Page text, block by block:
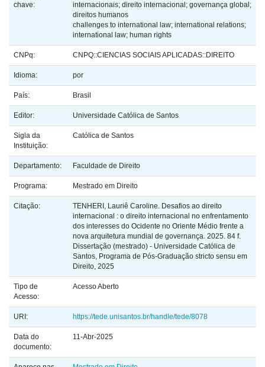
chave:
internacionais; direito internacional; governança global;
direitos humanos
challenges to international law; international relations;
international law; human rights
CNPq: CNPQ::CIENCIAS SOCIAIS APLICADAS::DIREITO
Idioma: por
País: Brasil
Editor: Universidade Católica de Santos
Sigla da
Instituição:
Católica de Santos
Departamento: Faculdade de Direito
Programa: Mestrado em Direito
Citação:
TENHERI, Lauriê Caroline. Desafios ao direito
internacional : o direito internacional no enfrentamento
dos interesses do Ocidente no Oriente Médio frente a
nova arquitetura mundial de governança. 2025. 84 f.
Dissertação (mestrado) - Universidade Católica de
Santos, Programa de Pós-Graduação stricto sensu em
Direito, 2025
Tipo de
Acesso:
Acesso Aberto
URI: https://tede.unisantos.br/handle/tede/8078
Data do
documento:
11-Abr-2025